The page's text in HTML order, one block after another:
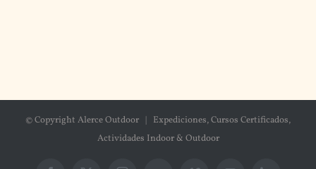
© Copyright Alerce Outdoor | Expediciones, Cursos Certificados,
Actividades Indoor & Outdoor